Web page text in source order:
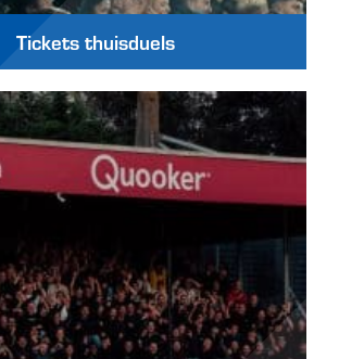
Tickets thuisduels